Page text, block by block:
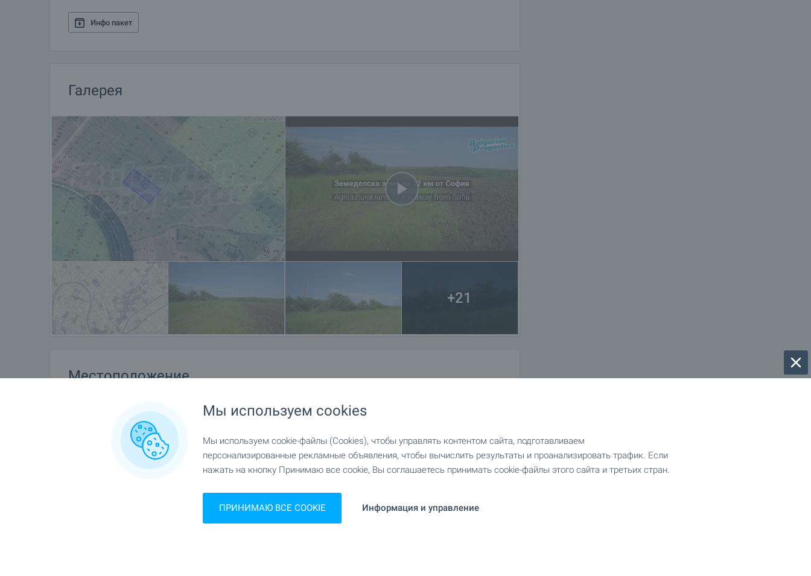
Инфо пакет
Галерея
+21
Местоположение
Мы используем cookies
Мы используем cookie-файлы (Cookies), чтобы управлять контентом сайта, подготавливаем
персонализированные рекламные объявления, чтобы вычислить результаты и проанализировать трафик. Если
нажать на кнопку Принимаю все cookie, Вы соглашаетесь принимать cookie-файлы этого сайта и третьих стран.
ПРИНИМАЮ ВСЕ COOKIE Информация и управление